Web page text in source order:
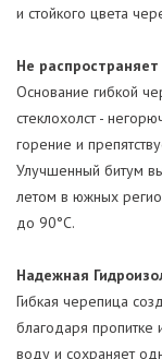
и стойкого цвета
Не
Основание гибкой
стеклохолст -
горение и
Улучшенный битум
летом в южных
до 90°C.
Надежная
Гибкая черепица
благодаря пропитке
воду и сохраняет